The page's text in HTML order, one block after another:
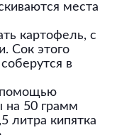
места
картофель, с
Сок этого
в
помощью
на 50 грамм
литра кипятка